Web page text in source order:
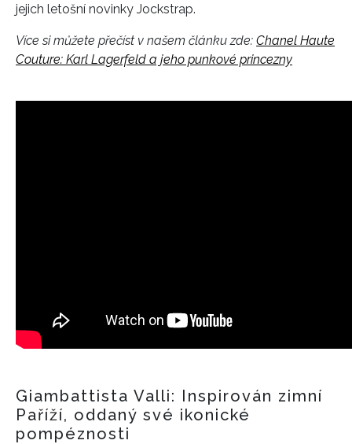
jejich letošní novinky Jockstrap.
Více si můžete přečíst v našem článku zde: Chanel Haute
Couture: Karl Lagerfeld a jeho punkové princezny
Giambattista Valli: Inspirován zimní
Paříží, oddaný své ikonické
pompéznosti